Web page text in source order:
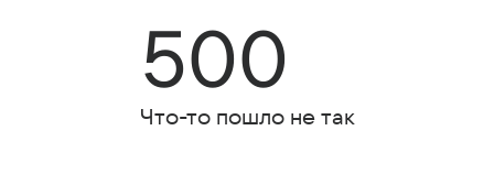
500
Что-то пошло не так